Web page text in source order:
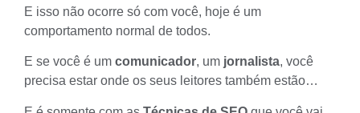
E isso não ocorre só com você, hoje é um
comportamento normal de todos.
E se você é um comunicador, um jornalista, você
precisa estar onde os seus leitores também estão…